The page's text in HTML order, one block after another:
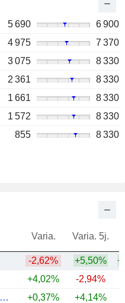
5 690
6 900
4 975
7 370
3 075
8 330
2 361
8 330
1 661
8 330
1 572
8 330
855 8 330
Varia. Varia. 5j.
-2,62% +5,50%
+4,02% -2,94%
NORDSON CORPORATION
+0,37% +4,14%